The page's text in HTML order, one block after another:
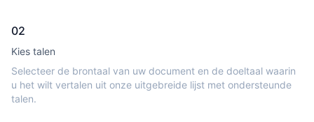
02
Kies talen
Selecteer de brontaal van uw document en de doeltaal waarin
u het wilt vertalen uit onze uitgebreide lijst met ondersteunde
talen.